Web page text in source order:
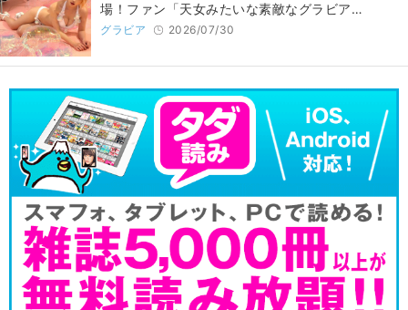
場！ファン「天女みたいな素敵なグラビア…
グラビア 2026/07/30